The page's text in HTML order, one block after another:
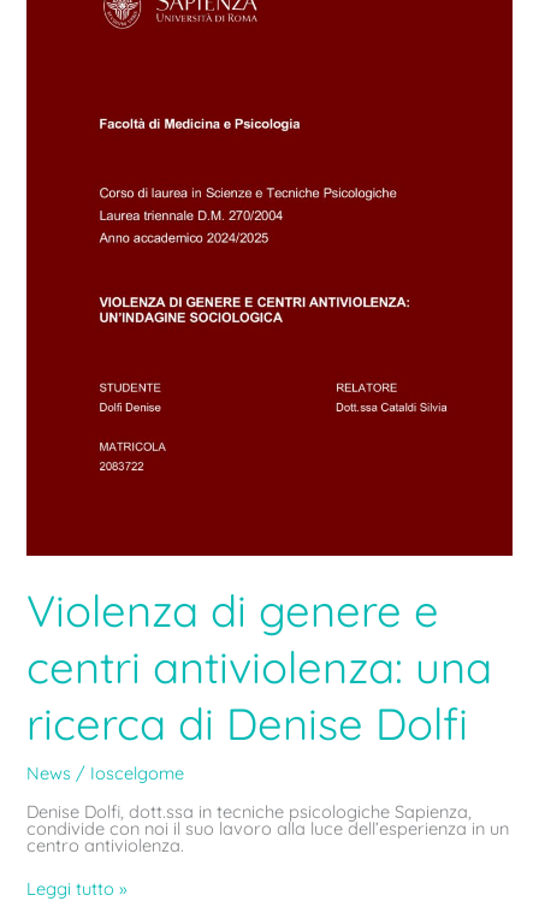
Violenza di genere e
centri antiviolenza: una
ricerca di Denise Dolfi
News / Ioscelgome
Denise Dolfi, dott.ssa in tecniche psicologiche Sapienza,
condivide con noi il suo lavoro alla luce dell’esperienza in un
centro antiviolenza.
Leggi tutto »